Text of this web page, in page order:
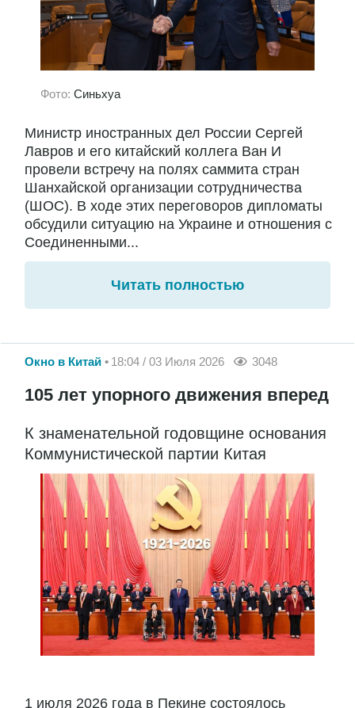
Фото: Синьхуа
Министр иностранных дел России Сергей
Лавров и его китайский коллега Ван И
провели встречу на полях саммита стран
Шанхайской организации сотрудничества
(ШОС). В ходе этих переговоров дипломаты
обсудили ситуацию на Украине и отношения с
Соединенными...
Читать полностью
Окно в Китай 18:04 / 03 Июля 2026 3048
105 лет упорного движения вперед
К знаменательной годовщине основания
Коммунистической партии Китая
1 июля 2026 года в Пекине состоялось